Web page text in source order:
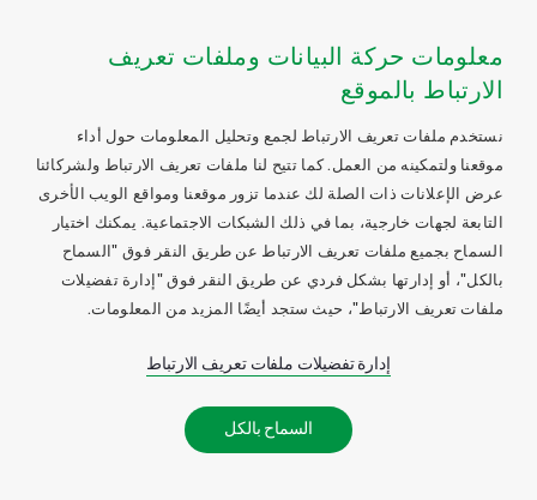
معلومات حركة البيانات وملفات تعريف
الارتباط بالموقع
نستخدم ملفات تعريف الارتباط لجمع وتحليل المعلومات حول أداء
موقعنا ولتمكينه من العمل. كما تتيح لنا ملفات تعريف الارتباط ولشركائنا
عرض الإعلانات ذات الصلة لك عندما تزور موقعنا ومواقع الويب الأخرى
التابعة لجهات خارجية، بما في ذلك الشبكات الاجتماعية. يمكنك اختيار
السماح بجميع ملفات تعريف الارتباط عن طريق النقر فوق "السماح
بالكل"، أو إدارتها بشكل فردي عن طريق النقر فوق "إدارة تفضيلات
ملفات تعريف الارتباط"، حيث ستجد أيضًا المزيد من المعلومات.
إدارة تفضيلات ملفات تعريف الارتباط
السماح بالكل